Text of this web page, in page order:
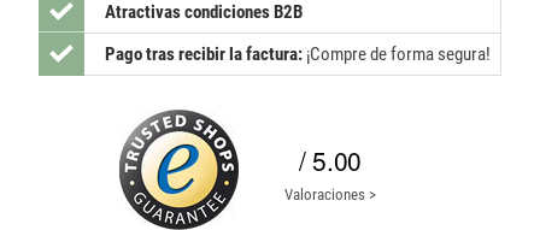
Atractivas condiciones B2B
Pago tras recibir la factura: ¡Compre de forma segura!
/ 5.00
Valoraciones >